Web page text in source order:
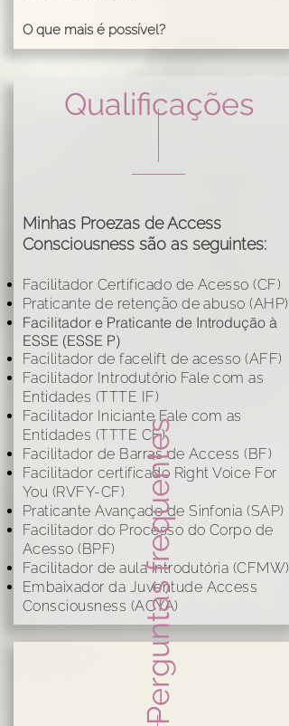
O que mais é possível?
Qualificações
Minhas Proezas de Access
Consciousness são as seguintes:
Facilitador Certificado de Acesso (CF)
Praticante de retenção de abuso (AHP)
Facilitador e Praticante de Introdução à
ESSE (ESSE P)
Facilitador de facelift de acesso (AFF)
Facilitador Introdutório Fale com as
Entidades (TTTE IF)
Facilitador Iniciante Fale com as
Entidades (TTTE CF)
Facilitador de Barras de Access (BF)
Facilitador certificado Right Voice For
You (RVFY-CF)
Praticante Avançado de Sinfonia (SAP)
Facilitador do Processo do Corpo de
Acesso (BPF)
Facilitador de aula introdutória (CFMW)
Embaixador da Juventude Access
Consciousness (ACYA)
Perguntas frequentes